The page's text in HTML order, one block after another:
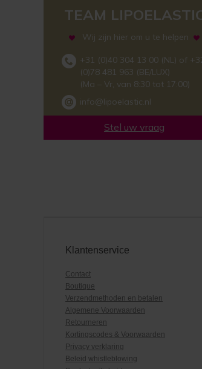
TEAM
Wij zijn hier om u te helpen
+31 (0)40 304 13 00 (NL) of
(0)78 481 963 (BE/LUX)
(Ma – Vr, van 8:30 tot 17:00)
info@lipoelastic.nl
Stel uw vraag
Klantenservice
Contact
Boutique
Verzendmethoden en betalen
Algemene Voorwaarden
Retourneren
Kortingscodes & Voorwaarden
Privacy verklaring
Beleid whistleblowing